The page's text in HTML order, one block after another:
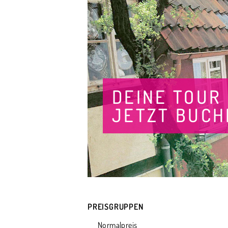
DEINE TOUR
JETZT
PREISGRUPPEN
Normalpreis